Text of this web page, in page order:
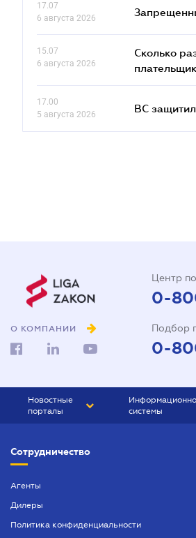
17.07
6 августа 2026
15.07
6 августа 2026
Сколько
17.00
5 августа 2026
ВС
О КОМПАНИИ
Центр
0-
Подбор
0-
Новостные
порталы
БИЗНЕС
системы
БУХГАЛТЕР
ЮРИСТ ПРОФ
Сотрудничество
Агенты
Дилеры
Политика конфиденциальности